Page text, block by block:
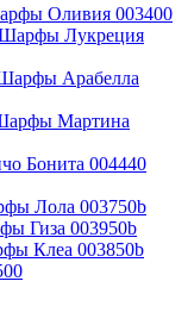
Оливия 003400
Лукреция
Арабелла
Мартина
Бонита 004440
Лола 003750b
Гиза 003950b
Клеа 003850b